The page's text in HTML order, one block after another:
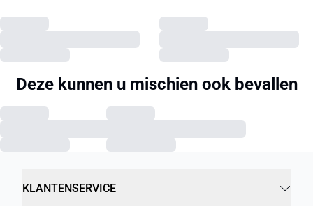
Deze kunnen u mischien ook bevallen
KLANTENSERVICE